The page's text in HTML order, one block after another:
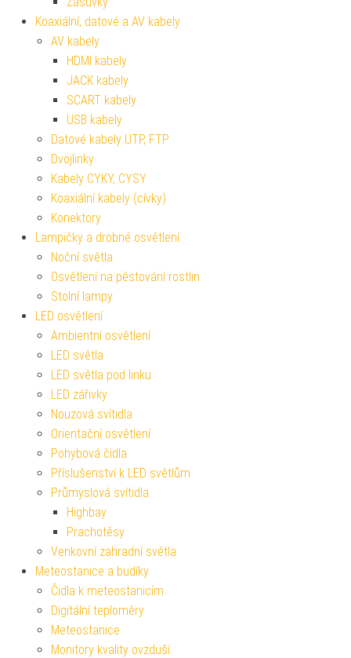
Koaxiální, datové a AV kabely
AV kabely
HDMI kabely
JACK kabely
SCART kabely
USB kabely
Datové kabely UTP, FTP
Dvojlinky
Kabely CYKY, CYSY
Koaxiální kabely (cívky)
Konektory
Lampičky a drobné osvětlení
Noční světla
Osvětlení na pěstování rostlin
Stolní lampy
LED osvětlení
Ambientní osvětlení
LED světla
LED světla pod linku
LED zářivky
Nouzová svítidla
Orientační osvětlení
Pohybová čidla
Příslušenství k LED světlům
Průmyslová svítidla
Highbay
Prachotěsy
Venkovní zahradní světla
Meteostanice a budíky
Čidla k meteostanicím
Digitální teploměry
Meteostanice
Monitory kvality ovzduší